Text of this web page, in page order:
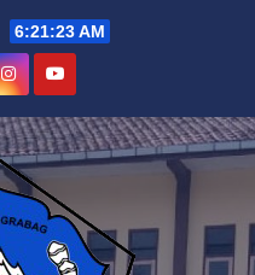
6:21:23 AM